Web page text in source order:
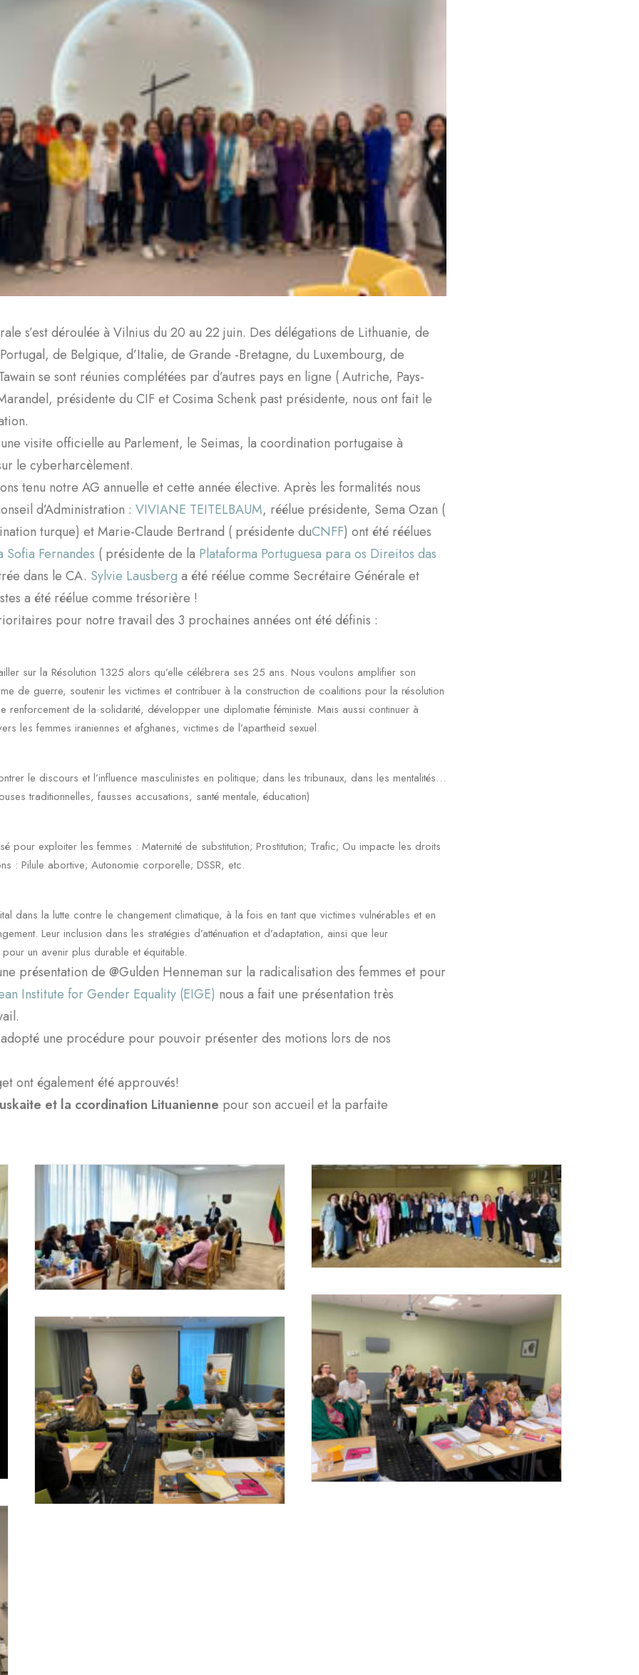
s’est déroulée à Vilnius du 20 au 22 juin. Des délégations de Lithuanie, de
de Belgique, d’Italie, de Grande -Bretagne, du Luxembourg, de
se sont réunies complétées par d’autres pays en ligne ( Autriche, Pays-
présidente du CIF et Cosima Schenk past présidente, nous ont fait le
visite officielle au Parlement, le Seimas, la coordination portugaise à
le cyberharcèlement.
tenu notre AG annuelle et cette année élective. Après les formalités nous
d’Administration : VIVIANE TEITELBAUM, réélue présidente, Sema Ozan (
turque) et Marie-Claude Bertrand ( présidente duCNFF) ont été réélues
Sofia Fernandes ( présidente de la Plataforma Portuguesa para os Direitos das
dans le CA. Sylvie Lausberg a été réélue comme Secrétaire Générale et
a été réélue comme trésorière !
pour notre travail des 3 prochaines années ont été définis :
sur la Résolution 1325 alors qu’elle célébrera ses 25 ans. Nous voulons amplifier son
de guerre, soutenir les victimes et contribuer à la construction de coalitions pour la résolution
renforcement de la solidarité, développer une diplomatie féministe. Mais aussi continuer à
les femmes iraniennes et afghanes, victimes de l’apartheid sexuel.
le discours et l’influence masculinistes en politique; dans les tribunaux, dans les mentalités…
traditionnelles, fausses accusations, santé mentale, éducation)
pour exploiter les femmes : Maternité de substitution; Prostitution; Trafic; Ou impacte les droits
: Pilule abortive; Autonomie corporelle; DSSR, etc.
dans la lutte contre le changement climatique, à la fois en tant que victimes vulnérables et en
Leur inclusion dans les stratégies d’atténuation et d’adaptation, ainsi que leur
un avenir plus durable et équitable.
présentation de @Gulden Henneman sur la radicalisation des femmes et pour
Institute for Gender Equality (EIGE) nous a fait une présentation très
une procédure pour pouvoir présenter des motions lors de nos
ont également été approuvés!
et la ccordination Lituanienne pour son accueil et la parfaite